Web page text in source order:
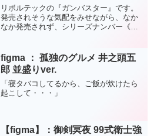
リボルテックの『ガンバスター』です。
発売されそうな気配をみせながら、なか
なか発売されず、シリーズナンバー《１
１号・２号》にもなり、エフェクトパー
ツの使用で、劇中の演出を...
figma ： 孤独のグルメ 井之頭五
郎 並盛りver.
「寝タバコしてるから、ご飯が炊けたら
起こして・・・」
【figma】：御剣冥夜 99式衛士強